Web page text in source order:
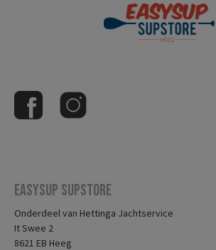
Easysup Supstore
Onderdeel van Hettinga Jachtservice
It Swee 2
8621 EB Heeg